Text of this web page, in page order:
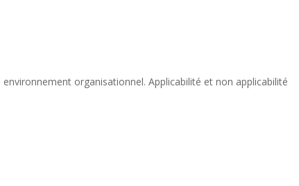
organisationnel. Applicabilité et non applicabilité